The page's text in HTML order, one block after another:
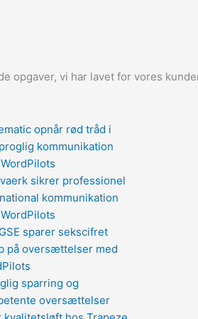
opgaver, vi har lavet for vores
opnår rød tråd i
kommunikation
sikrer professionel
kommunikation
sparer sekscifret
på oversættelser med
sparring og
oversættelser